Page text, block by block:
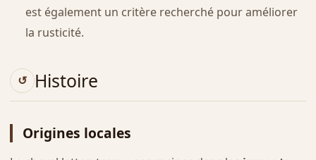
est également un critère recherché pour améliorer
la rusticité.
Histoire
Origines locales